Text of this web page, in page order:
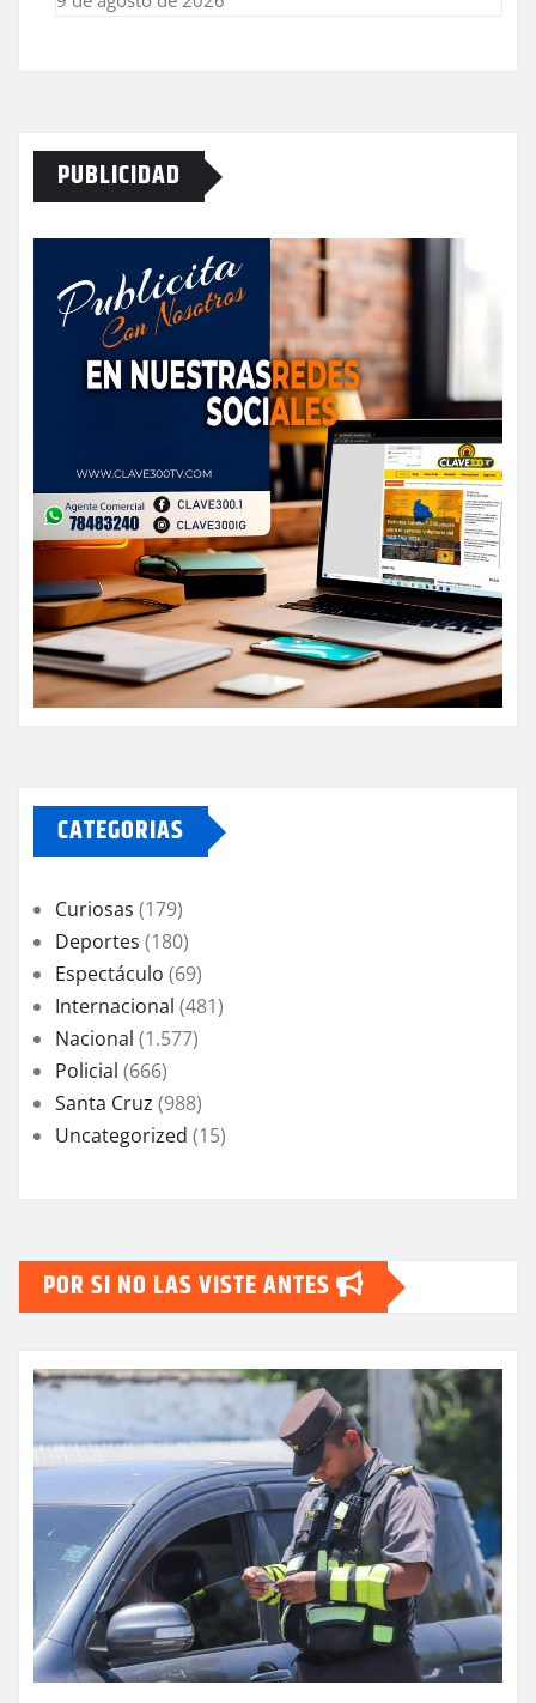
PUBLICIDAD
CATEGORIAS
Curiosas (179)
Deportes (180)
Espectáculo (69)
Internacional (481)
Nacional (1.577)
Policial (666)
Santa Cruz (988)
Uncategorized (15)
POR SI NO LAS VISTE ANTES